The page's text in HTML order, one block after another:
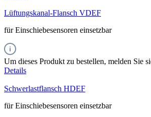
Lüftungskanal-Flansch VDEF
für Einschiebesensoren einsetzbar
Um dieses Produkt zu bestellen, melden Sie
Details
Schwerlastflansch HDEF
für Einschiebesensoren einsetzbar